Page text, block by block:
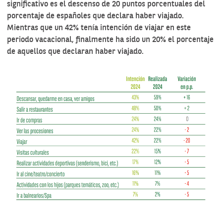
significativo es el descenso de 20 puntos porcentuales del
porcentaje de españoles que declara haber viajado.
Mientras que un 42% tenía intención de viajar en este
periodo vacacional, finalmente ha sido un 20% el porcentaje
de aquellos que declaran haber viajado.